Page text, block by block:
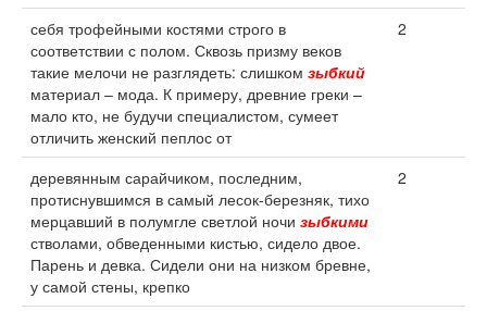
себя трофейными костями строго в
соответствии с полом. Сквозь призму веков
такие мелочи не разглядеть: слишком зыбкий
материал – мода. К примеру, древние греки –
мало кто, не будучи специалистом, сумеет
отличить женский пеплос от
2
деревянным сарайчиком, последним,
протиснувшимся в самый лесок-березняк, тихо
мерцавший в полумгле светлой ночи зыбкими
стволами, обведенными кистью, сидело двое.
Парень и девка. Сидели они на низком бревне,
у самой стены, крепко
2